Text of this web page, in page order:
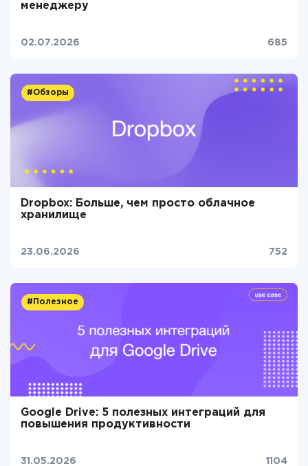
менеджеру
02.07.2026 685
#Обзоры
Dropbox: Больше, чем просто облачное
хранилище
23.06.2026 752
#Полезное
Google Drive: 5 полезных интеграций для
повышения продуктивности
31.05.2026 1104